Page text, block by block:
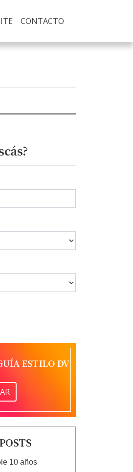
CONTACTO
ESTILO DV
10 años